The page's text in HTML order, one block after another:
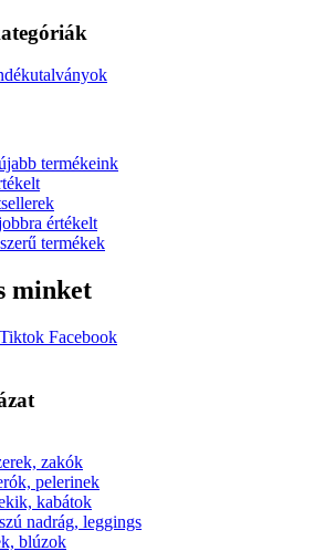
termékeink
értékelt
termékek
minket
Tiktok Facebook
zakók
pelerinek
kabátok
nadrág, leggings
blúzok